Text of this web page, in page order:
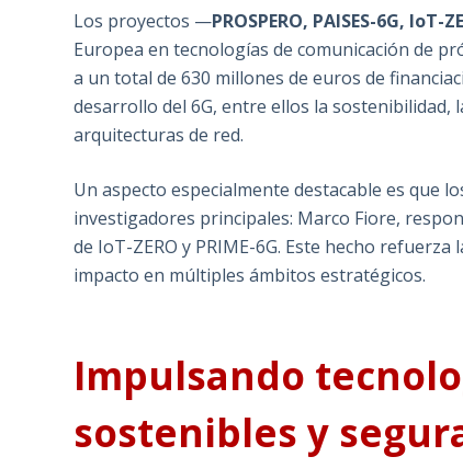
Los proyectos —PROSPERO, PAISES-6G, IoT-
Europea en tecnologías de comunicación de
a un total de 630 millones de euros de
desarrollo del 6G, entre ellos la
arquitecturas de red.
Un aspecto especialmente destacable es que
investigadores principales: Marco Fiore,
de IoT-ZERO y PRIME-6G. Este hecho
impacto en múltiples ámbitos estratégicos.
Impulsando
sostenibles y